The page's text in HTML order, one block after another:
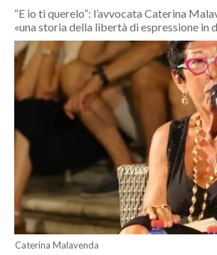
CRONACA
ITALIA
MONDO
POLITICA
ECONOMIA
SERVIZI ALLE IMPRESE
LAVORO
BANDI
SPORT IN SARDEGNA
“E io ti querelo”: l’avvocata Caterina
«una storia della libertà di espressione in
Caterina Malavenda